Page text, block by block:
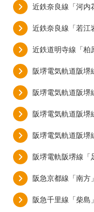
近鉄奈良線「河内
近鉄奈良線「若江
近鉄道明寺線「柏
阪堺電気軌道阪堺
阪堺電気軌道阪堺
阪堺電気軌道阪堺
阪堺電気軌道阪堺
阪堺電軌阪堺線「
阪急京都線「南方
阪急千里線「柴島